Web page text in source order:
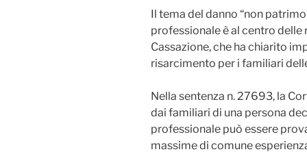
Il tema del danno “non
professionale è al centro
Cassazione, che ha chiarito
risarcimento per i familiari
Nella sentenza n. 27693, la
dai familiari di una persona
professionale può essere
massime di comune